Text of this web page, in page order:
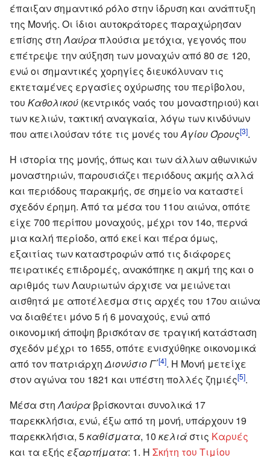
έπαιξαν σημαντικό ρόλο στην ίδρυση και ανάπτυξη
της Μονής. Οι ίδιοι αυτοκράτορες παραχώρησαν
επίσης στη Λαύραπλούσια μετόχια, γεγονός που
επέτρεψε την αύξηση των μοναχών από 80 σε 120,
ενώ οι σημαντικές χορηγίες διευκόλυναν τις
εκτεταμένες εργασίες οχύρωσης του περίβολου,
του Καθολικού (κεντρικός ναός του μοναστηριού) και
των κελιών, τακτική αναγκαία, λόγω των κινδύνων
που απειλούσαν τότε τις μονές του Αγίου Όρους[3].
Η ιστορία της μονής, όπως και των άλλων αθωνικών
μοναστηριών, παρουσιάζει περιόδους ακμής αλλά
και περιόδους παρακμής, σε σημείο να καταστεί
σχεδόν έρημη. Από τα μέσα του 11ου αιώνα, οπότε
είχε 700 περίπου μοναχούς, μέχρι τον 14ο, περνά
μια καλή περίοδο, από εκεί και πέρα όμως,
εξαιτίας των καταστροφών από τις διάφορες
πειρατικές επιδρομές, ανακόπηκε η ακμή της και ο
αριθμός των Λαυριωτών άρχισε να μειώνεται
αισθητά με αποτέλεσμα στις αρχές του 17ου αιώνα
να διαθέτει μόνο 5 ή 6 μοναχούς, ενώ από
οικονομική άποψη βρισκόταν σε τραγική κατάσταση
σχεδόν μέχρι το 1655, οπότε ενισχύθηκε οικονομικά
από τον πατριάρχη Διονύσιο Γ΄[4]. Η Μονή μετείχε
στον αγώνα του 1821 και υπέστη πολλές ζημιές[5].
Μέσα στη Λαύρα βρίσκονται συνολικά 17
παρεκκλήσια, ενώ, έξω από τη μονή, υπάρχουν 19
παρεκκλήσια, 5καθίσματα, 10 κελιά στις Καρυές
και τα εξής εξαρτήματα: 1. Η Σκήτη του Τιμίου